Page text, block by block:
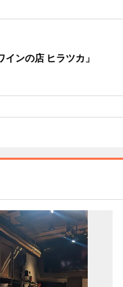
インの店 ヒラツカ」